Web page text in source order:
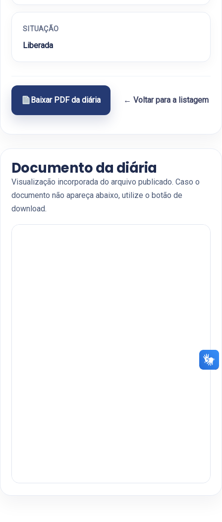
SITUAÇÃO
Liberada
Baixar PDF da diária ← Voltar para a listagem
Documento da diária
Visualização incorporada do arquivo publicado. Caso o
documento não apareça abaixo, utilize o botão de
download.